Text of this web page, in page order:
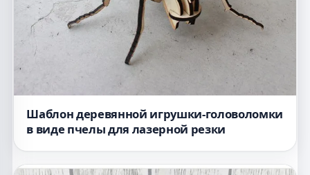
Шаблон деревянной игрушки-головоломки
в виде пчелы для лазерной резки